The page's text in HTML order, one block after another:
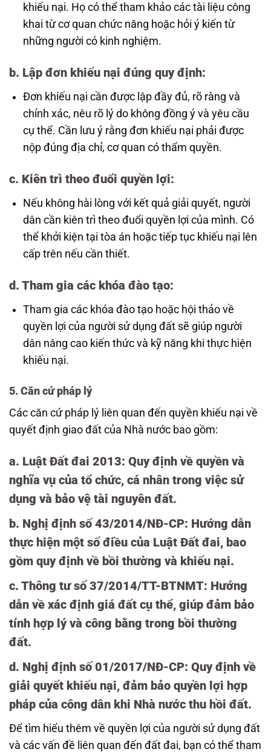
khiếu nại. Họ có thể tham khảo các tài liệu công
khai từ cơ quan chức năng hoặc hỏi ý kiến từ
những người có kinh nghiệm.
b. Lập đơn khiếu nại đúng quy định:
Đơn khiếu nại cần được lập đầy đủ, rõ ràng và
chính xác, nêu rõ lý do không đồng ý và yêu cầu
cụ thể. Cần lưu ý rằng đơn khiếu nại phải được
nộp đúng địa chỉ, cơ quan có thẩm quyền.
c. Kiên trì theo đuổi quyền lợi:
Nếu không hài lòng với kết quả giải quyết, người
dân cần kiên trì theo đuổi quyền lợi của mình. Có
thể khởi kiện tại tòa án hoặc tiếp tục khiếu nại lên
cấp trên nếu cần thiết.
d. Tham gia các khóa đào tạo:
Tham gia các khóa đào tạo hoặc hội thảo về
quyền lợi của người sử dụng đất sẽ giúp người
dân nâng cao kiến thức và kỹ năng khi thực hiện
khiếu nại.
5. Căn cứ pháp lý
Các căn cứ pháp lý liên quan đến quyền khiếu nại về
quyết định giao đất của Nhà nước bao gồm:
a. Luật Đất đai 2013: Quy định về quyền và
nghĩa vụ của tổ chức, cá nhân trong việc sử
dụng và bảo vệ tài nguyên đất.
b. Nghị định số 43/2014/NĐ-CP: Hướng dẫn
thực hiện một số điều của Luật Đất đai, bao
gồm quy định về bồi thường và khiếu nại.
c. Thông tư số 37/2014/TT-BTNMT: Hướng
dẫn về xác định giá đất cụ thể, giúp đảm bảo
tính hợp lý và công bằng trong bồi thường
đất.
d. Nghị định số 01/2017/NĐ-CP: Quy định về
giải quyết khiếu nại, đảm bảo quyền lợi hợp
pháp của công dân khi Nhà nước thu hồi đất.
Để tìm hiểu thêm về quyền lợi của người sử dụng đất
và các vấn đề liên quan đến đất đai, bạn có thể tham